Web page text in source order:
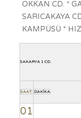
OKKAN CD. *
SARICAKAYA
KAMPÜSÜ *
SAKARYA 1 CD.
SAAT DAKİKA
01